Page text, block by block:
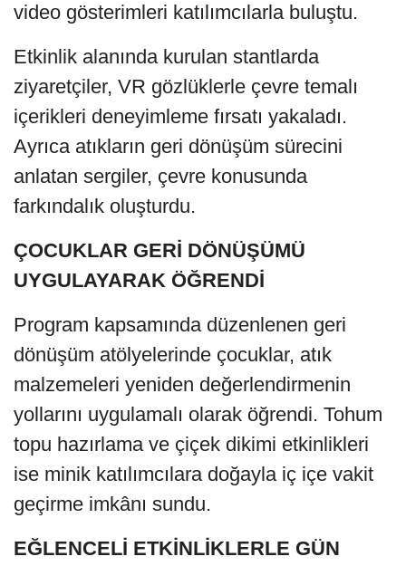
video gösterimleri katılımcılarla buluştu.
Etkinlik alanında kurulan stantlarda
ziyaretçiler, VR gözlüklerle çevre temalı
içerikleri deneyimleme fırsatı yakaladı.
Ayrıca atıkların geri dönüşüm sürecini
anlatan sergiler, çevre konusunda
farkındalık oluşturdu.
ÇOCUKLAR GERİ DÖNÜŞÜMÜ
UYGULAYARAK ÖĞRENDİ
Program kapsamında düzenlenen geri
dönüşüm atölyelerinde çocuklar, atık
malzemeleri yeniden değerlendirmenin
yollarını uygulamalı olarak öğrendi. Tohum
topu hazırlama ve çiçek dikimi etkinlikleri
ise minik katılımcılara doğayla iç içe vakit
geçirme imkânı sundu.
EĞLENCELİ ETKİNLİKLERLE GÜN